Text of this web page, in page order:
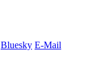
Bluesky E-Mail